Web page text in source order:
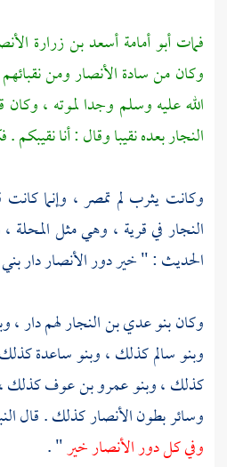
فماتأبو أمامة أسعد بن زرارة
وكان من سادةالأنصارومن
الله عليه وسلم وجدا لموته ،
النجاربعده نقيبا وقال : أنا
وكانت يثرب لم تمصر ، وإنما
النجارفي قرية ، وهي مثل المحلة
الحديث : " خير دورالأنصاردار
وكانبنو عدي بن النجارلهم دار ،
وبنو سالمكذلك ،وبنو ساعدة
كذلك ،وبنو عمرو بن عوفكذلك ،
وسائر بطونالأنصاركذلك . قال
وفي كل دورالأنصارخير" .